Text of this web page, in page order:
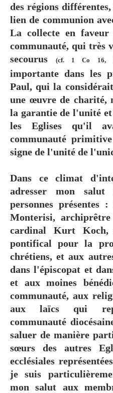
des régions
lien de communion
La collecte en faveur
communauté, qui très
secourus(cf. 1 Co 16,
importante dans les
Paul, qui la
une œuvre de charité,
la garantie de l'unité
les Eglises qu'il
communauté
signe de l'unité de
Dans ce climat
adresser mon
personnes présentes
Monterisi,
cardinal Kurt Koch,
pontifical pour la
chrétiens, et aux
dans l'épiscopat et
et aux moines
communauté, aux
aux laïcs qui
communauté
saluer de manière
sœurs des autres
ecclésiales
je suis
mon salut aux